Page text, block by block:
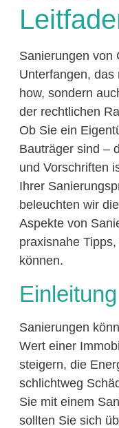
Sanierungen von
Unterfangen,
how, sondern
der rechtlichen
Ob Sie ein
Bauträger sind –
und Vorschriften
Ihrer
beleuchten wir
Aspekte von
praxisnahe
können.
Einleitung
Sanierungen
Wert einer
steigern, die
schlichtweg
Sie mit einem
sollten Sie sich